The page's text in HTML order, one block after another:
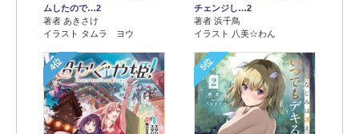
ムしたので…2
著者 あきさけ
イラスト タムラ ヨウ
チェンジし…2
著者 浜千鳥
イラスト 八美☆わん
4位 5位